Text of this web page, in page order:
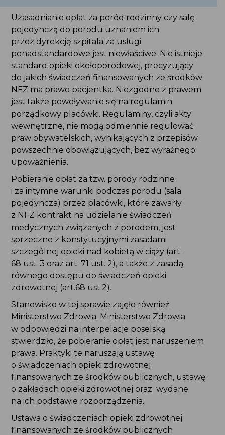
Uzasadnianie opłat za poród rodzinny czy salę
pojedynczą do porodu uznaniem ich
przez dyrekcję szpitala za usługi
ponadstandardowe jest niewłaściwe. Nie istnieje
standard opieki okołoporodowej, precyzujący
do jakich świadczeń finansowanych ze środków
NFZ ma prawo pacjentka. Niezgodne z prawem
jest także powoływanie się na regulamin
porządkowy placówki. Regulaminy, czyli akty
wewnętrzne, nie mogą odmiennie regulować
praw obywatelskich, wynikających z przepisów
powszechnie obowiązujących, bez wyraźnego
upoważnienia.
Pobieranie opłat za tzw. porody rodzinne
i za intymne warunki podczas porodu (sala
pojedyncza) przez placówki, które zawarły
z NFZ kontrakt na udzielanie świadczeń
medycznych związanych z porodem, jest
sprzeczne z konstytucyjnymi zasadami
szczególnej opieki nad kobietą w ciąży (art.
68 ust. 3 oraz art. 71 ust. 2), a także z zasadą
równego dostępu do świadczeń opieki
zdrowotnej (art.68 ust.2).
Stanowisko w tej sprawie zajęło również
Ministerstwo Zdrowia. Ministerstwo Zdrowia
w odpowiedzi na interpelacje poselską
stwierdziło, że pobieranie opłat jest naruszeniem
prawa. Praktyki te naruszają ustawę
o świadczeniach opieki zdrowotnej
finansowanych ze środków publicznych, ustawę
o zakładach opieki zdrowotnej oraz wydane
na ich podstawie rozporządzenia.
Ustawa o świadczeniach opieki zdrowotnej
finansowanych ze środków publicznych